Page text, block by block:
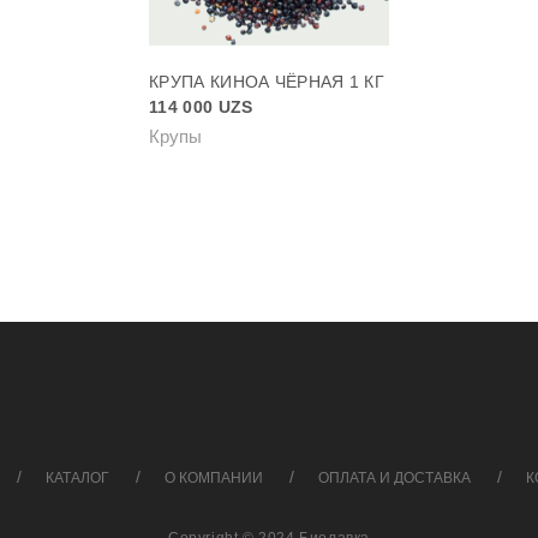
КРУПА КИНОА ЧЁРНАЯ 1 КГ
114 000 UZS
Крупы
КАТАЛОГ О КОМПАНИИ ОПЛАТА И ДОСТАВКА